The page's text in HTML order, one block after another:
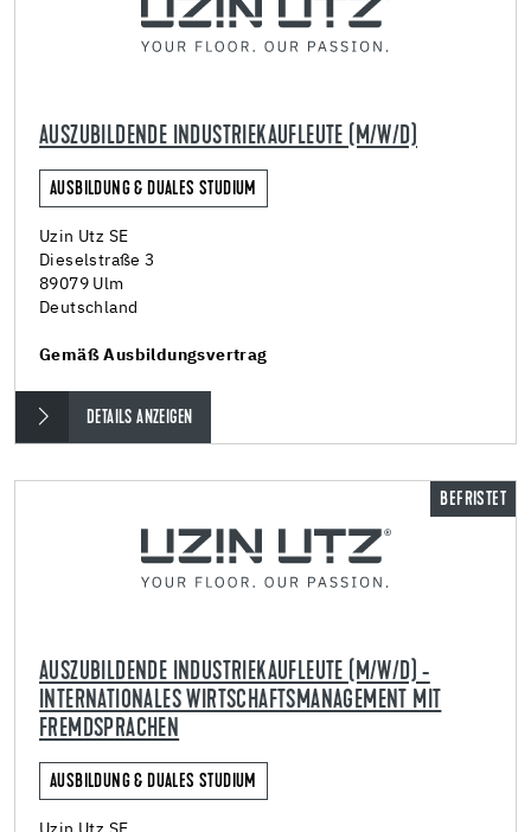
AUSZUBILDENDE INDUSTRIEKAUFLEUTE (M/W/D)
AUSBILDUNG & DUALES STUDIUM
Uzin Utz SE
Dieselstraße 3
89079 Ulm
Deutschland
Gemäß Ausbildungsvertrag
DETAILS ANZEIGEN
BEFRISTET
AUSZUBILDENDE INDUSTRIEKAUFLEUTE (M/W/D) -
INTERNATIONALES WIRTSCHAFTSMANAGEMENT MIT
FREMDSPRACHEN
AUSBILDUNG & DUALES STUDIUM